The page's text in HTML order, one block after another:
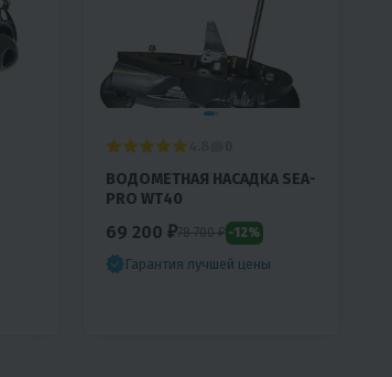
ВОДОМЕТНАЯ НАСАДКА SEA-
PRO WТ40
69 200 ₽78 700 ₽ -12%
Гарантия лучшей цены